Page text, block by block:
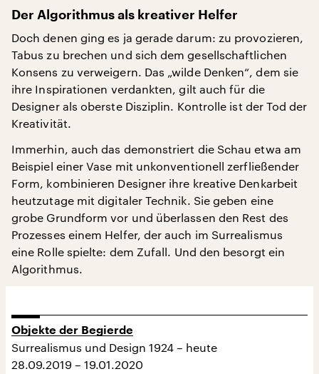
Der Algorithmus als kreativer Helfer
Doch denen ging es ja gerade darum: zu provozieren,
Tabus zu brechen und sich dem gesellschaftlichen
Konsens zu verweigern. Das „wilde Denken“, dem sie
ihre Inspirationen verdankten, gilt auch für die
Designer als oberste Disziplin. Kontrolle ist der Tod der
Kreativität.
Immerhin, auch das demonstriert die Schau etwa am
Beispiel einer Vase mit unkonventionell zerfließender
Form, kombinieren Designer ihre kreative Denkarbeit
heutzutage mit digitaler Technik. Sie geben eine
grobe Grundform vor und überlassen den Rest des
Prozesses einem Helfer, der auch im Surrealismus
eine Rolle spielte: dem Zufall. Und den besorgt ein
Algorithmus.
Objekte der Begierde
Surrealismus und Design 1924 – heute
28.09.2019 – 19.01.2020